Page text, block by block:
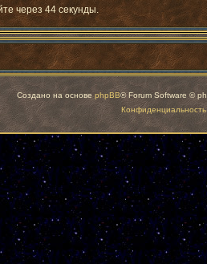
через 44 секунды.
Создано на основе phpBB® Forum Software ©
Конфиденциальность